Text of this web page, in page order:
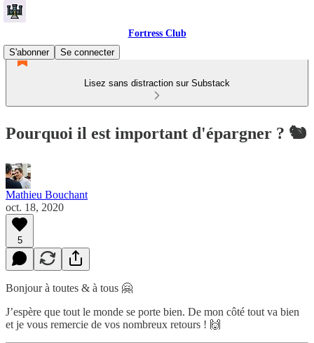
Fortress Club
S'abonner
Se connecter
Lisez sans distraction sur Substack
Pourquoi il est important d'épargner ? 🐿
Mathieu Bouchant
oct. 18, 2020
5
Bonjour à toutes & à tous 🤗
J’espère que tout le monde se porte bien. De mon côté tout va bien
et je vous remercie de vos nombreux retours ! 🙌